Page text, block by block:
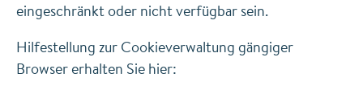
eingeschränkt oder nicht verfügbar sein.
Hilfestellung zur Cookieverwaltung gängiger
Browser erhalten Sie hier: